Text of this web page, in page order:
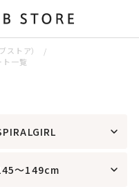
ストア）
ト一覧
～149cm